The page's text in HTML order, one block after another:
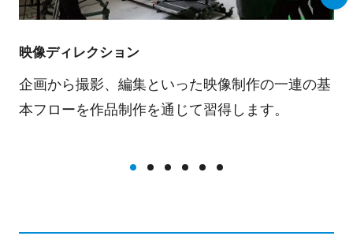
映像ディレクション
企画から撮影、編集といった映像制作の一連の基
本フローを作品制作を通じて習得します。